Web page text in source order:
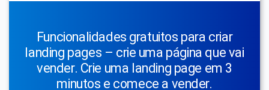
Funcionalidades gratuitos para criar
landing pages – crie uma página que vai
vender. Crie uma landing page em 3
minutos e comece a vender.